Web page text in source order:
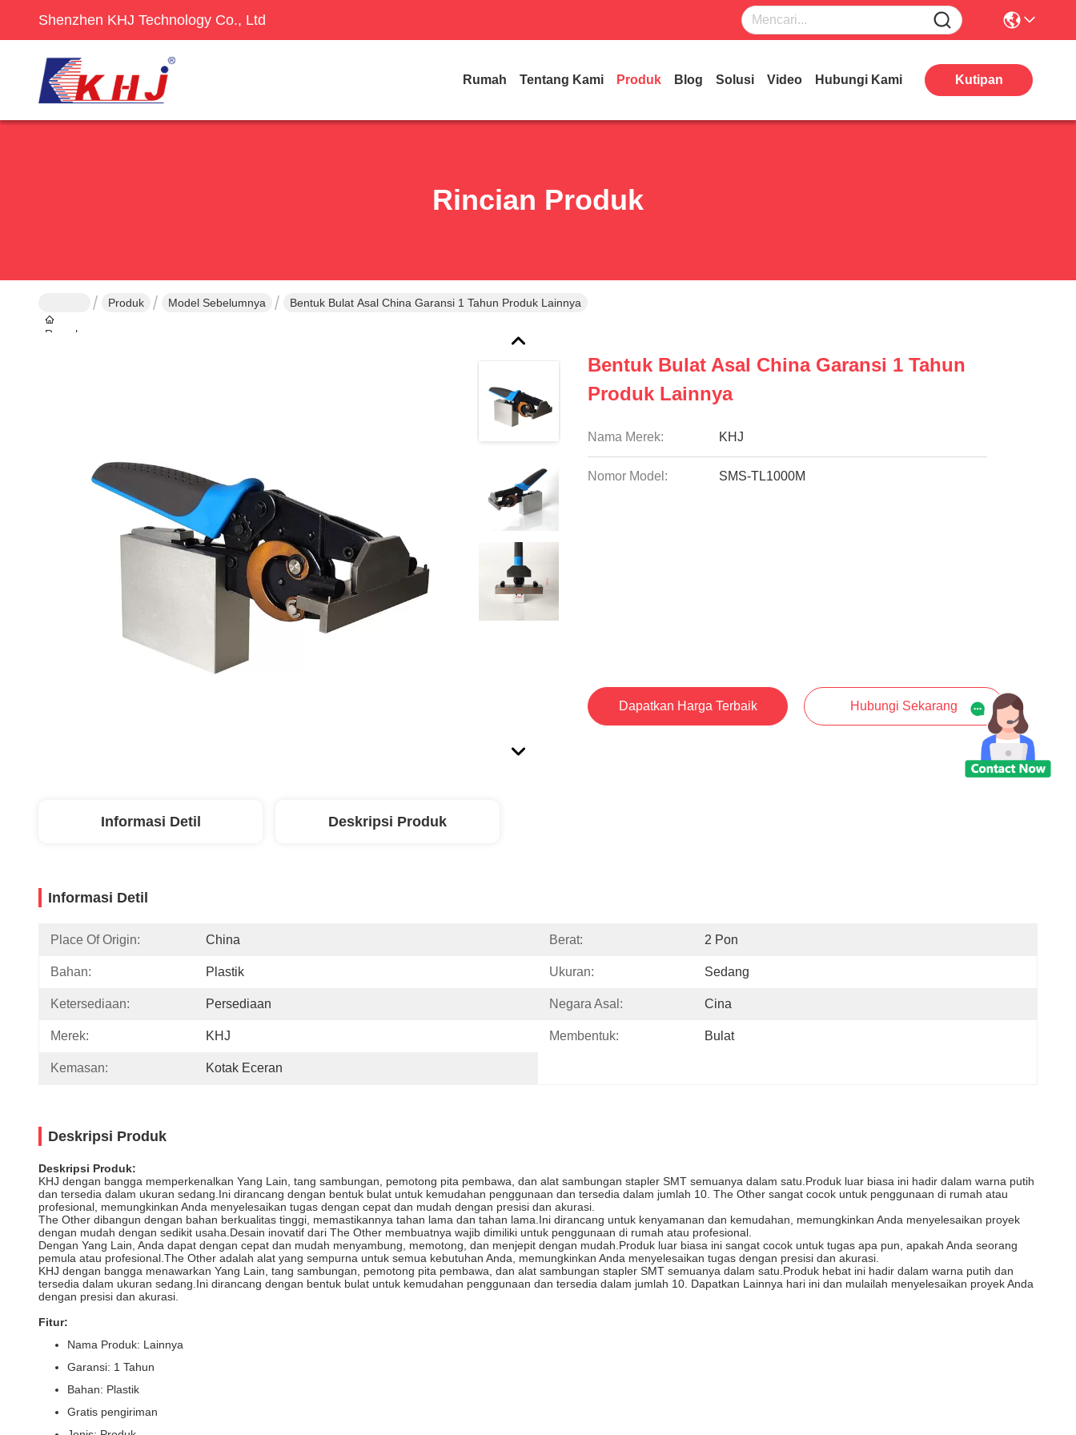
Shenzhen KHJ Technology Co., Ltd
Rumah Tentang Kami Produk Blog Solusi Video Hubungi Kami Kutipan
Rincian Produk
Rumah
Produk Model Sebelumnya Bentuk Bulat Asal China Garansi 1 Tahun Produk Lainnya
Bentuk Bulat Asal China Garansi 1 Tahun
Produk Lainnya
Nama Merek: KHJ
Nomor Model: SMS-TL1000M
Dapatkan Harga Terbaik Hubungi Sekarang
Informasi Detil Deskripsi Produk
Informasi Detil
Place Of Origin: China Berat: 2 Pon
Bahan: Plastik Ukuran: Sedang
Ketersediaan: Persediaan Negara Asal: Cina
Merek: KHJ Membentuk: Bulat
Kemasan: Kotak Eceran
Deskripsi Produk
Deskripsi Produk:
KHJ dengan bangga memperkenalkan Yang Lain, tang sambungan, pemotong pita pembawa, dan alat sambungan stapler SMT semuanya dalam satu.Produk luar biasa ini hadir dalam warna putih
dan tersedia dalam ukuran sedang.Ini dirancang dengan bentuk bulat untuk kemudahan penggunaan dan tersedia dalam jumlah 10. The Other sangat cocok untuk penggunaan di rumah atau
profesional, memungkinkan Anda menyelesaikan tugas dengan cepat dan mudah dengan presisi dan akurasi.
The Other dibangun dengan bahan berkualitas tinggi, memastikannya tahan lama dan tahan lama.Ini dirancang untuk kenyamanan dan kemudahan, memungkinkan Anda menyelesaikan proyek
dengan mudah dengan sedikit usaha.Desain inovatif dari The Other membuatnya wajib dimiliki untuk penggunaan di rumah atau profesional.
Dengan Yang Lain, Anda dapat dengan cepat dan mudah menyambung, memotong, dan menjepit dengan mudah.Produk luar biasa ini sangat cocok untuk tugas apa pun, apakah Anda seorang
pemula atau profesional.The Other adalah alat yang sempurna untuk semua kebutuhan Anda, memungkinkan Anda menyelesaikan tugas dengan presisi dan akurasi.
KHJ dengan bangga menawarkan Yang Lain, tang sambungan, pemotong pita pembawa, dan alat sambungan stapler SMT semuanya dalam satu.Produk hebat ini hadir dalam warna putih dan
tersedia dalam ukuran sedang.Ini dirancang dengan bentuk bulat untuk kemudahan penggunaan dan tersedia dalam jumlah 10. Dapatkan Lainnya hari ini dan mulailah menyelesaikan proyek Anda
dengan presisi dan akurasi.
Fitur:
Nama Produk: Lainnya
Garansi: 1 Tahun
Bahan: Plastik
Gratis pengiriman